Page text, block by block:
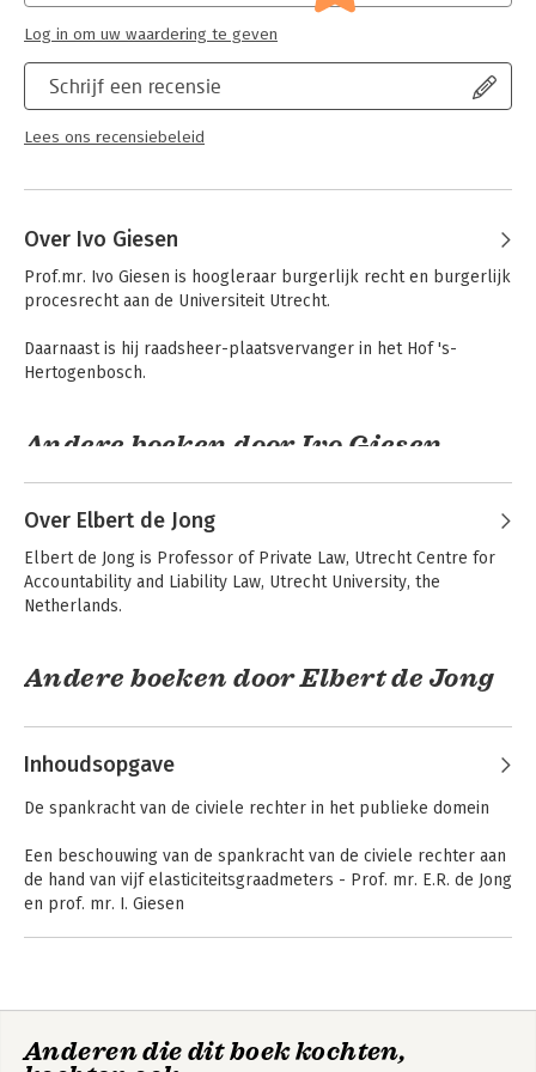
Schrijf een recensie
Lees ons recensiebeleid
Log in om uw waardering te geven
Over Ivo Giesen
Prof.mr. Ivo Giesen is hoogleraar burgerlijk recht en burgerlijk
procesrecht aan de Universiteit Utrecht.
Daarnaast is hij raadsheer-plaatsvervanger in het Hof 's-
Hertogenbosch.
Andere boeken door Ivo Giesen
- Beginselen van
procesrecht
Over Elbert de Jong
Elbert de Jong is Professor of Private Law, Utrecht Centre for
Accountability and Liability Law, Utrecht University, the
Netherlands.
Andere boeken door Elbert de Jong
Change
Inhoudsopgave
De spankracht van de civiele rechter in het publieke domein
Een beschouwing van de spankracht van de civiele rechter aan
de hand van vijf elasticiteitsgraadmeters - Prof. mr. E.R. de Jong
en prof. mr. I. Giesen
gedachten
Anderen die dit boek kochten,